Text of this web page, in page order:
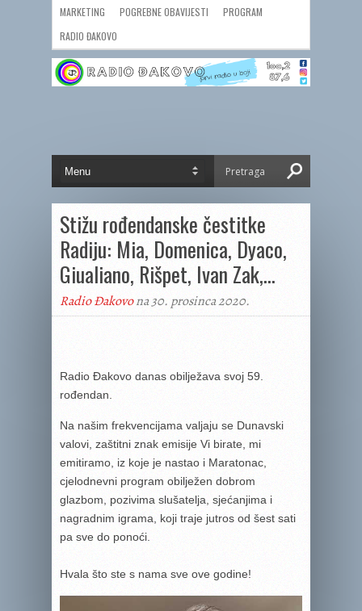
MARKETING POGREBNE OBAVIJESTI
PROGRAM
RADIO ĐAKOVO
Stižu rođendanske čestitke
Radiju: Mia, Domenica, Dyaco,
Giualiano, Rišpet, Ivan Zak,…
Radio Đakovona 30. prosinca 2020.
Radio Đakovo danas obilježava svoj 59.
rođendan.
Na našim frekvencijama valjaju se Dunavski
valovi, zaštitni znak emisije Vi birate, mi
emitiramo, iz koje je nastao i Maratonac,
cjelodnevni program obilježen dobrom
glazbom, pozivima slušatelja, sjećanjima i
nagradnim igrama, koji traje jutros od šest sati
pa sve do ponoći.
Hvala što ste s nama sve ove godine!